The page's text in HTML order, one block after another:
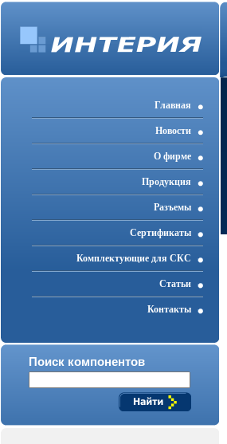
Главная
Новости
О фирме
Продукция
Разъемы
Cертификаты
Комплектующие для СКС
Статьи
Контакты
Поиск компонентов